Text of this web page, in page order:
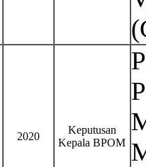
2020
Keputusan
Kepala BPOM